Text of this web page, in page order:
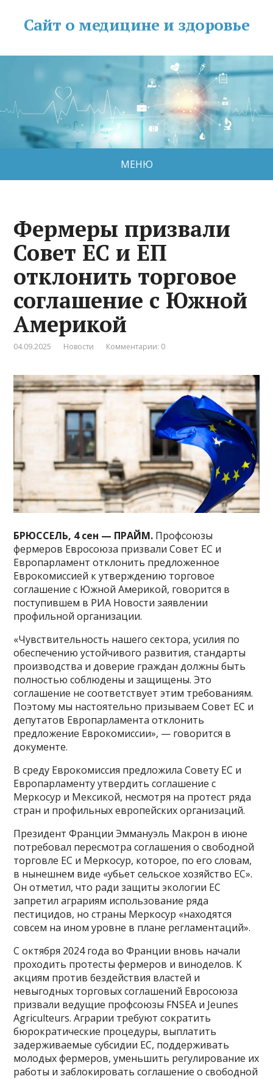
Сайт о медицине и здоровье
МЕНЮ
Фермеры призвали
Совет ЕС и ЕП
отклонить торговое
соглашение с Южной
Америкой
04.09.2025 Новости Комментарии: 0
БРЮССЕЛЬ, 4 сен — ПРАЙМ. Профсоюзы
фермеров Евросоюза призвали Совет ЕС и
Европарламент отклонить предложенное
Еврокомиссией к утверждению торговое
соглашение с Южной Америкой, говорится в
поступившем в РИА Новости заявлении
профильной организации.
«Чувствительность нашего сектора, усилия по
обеспечению устойчивого развития, стандарты
производства и доверие граждан должны быть
полностью соблюдены и защищены. Это
соглашение не соответствует этим требованиям.
Поэтому мы настоятельно призываем Совет ЕС и
депутатов Европарламента отклонить
предложение Еврокомиссии», — говорится в
документе.
В среду Еврокомиссия предложила Совету ЕС и
Европарламенту утвердить соглашение с
Меркосур и Мексикой, несмотря на протест ряда
стран и профильных европейских организаций.
Президент Франции Эммануэль Макрон в июне
потребовал пересмотра соглашения о свободной
торговле ЕС и Меркосур, которое, по его словам,
в нынешнем виде «убьет сельское хозяйство ЕС».
Он отметил, что ради защиты экологии ЕС
запретил аграриям использование ряда
пестицидов, но страны Меркосур «находятся
совсем на ином уровне в плане регламентаций».
С октября 2024 года во Франции вновь начали
проходить протесты фермеров и виноделов. К
акциям против бездействия властей и
невыгодных торговых соглашений Евросоюза
призвали ведущие профсоюзы FNSEA и Jeunes
Agriculteurs. Аграрии требуют сократить
бюрократические процедуры, выплатить
задерживаемые субсидии ЕС, поддерживать
молодых фермеров, уменьшить регулирование их
работы и заблокировать соглашение о свободной